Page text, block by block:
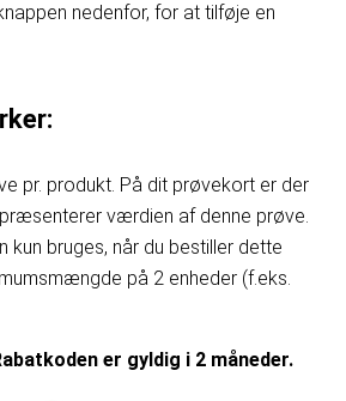
nedenfor, for at tilføje en
pr. produkt. På dit prøvekort er der
værdien af denne prøve.
kun bruges, når du bestiller dette
på 2 enheder (f.eks.
er gyldig i 2 måneder.